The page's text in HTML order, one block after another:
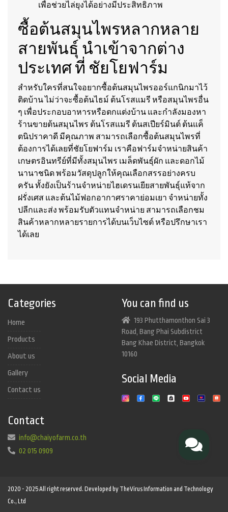
เพื่อช่วยไล่ยุงได้อย่างมีประสิทธิภาพ
ซื้อต้นสมุนไพรหลากหลาย
สายพันธุ์ นำเข้าจากต่าง
ประเทศ ที่ ชัยโยฟาร์ม
สำหรับใครที่สนใจอยากซื้อต้นสมุนไพรออร์แกนิกมาไว้
ติดบ้าน ไม่ว่าจะซื้อต้นไธม์ ต้นโรสแมรี หรือสมุนไพรอื่น
ๆ เพื่อประกอบอาหารหรือตกแต่งบ้าน และกำลังมองหา
ร้านขายต้นสมุนไพร ต้นโรสแมรี ต้นสเปียร์มินต์ ต้นแค็
ตนิปราคาดี มีคุณภาพ สามารถเลือกซื้อต้นสมุนไพรที่
ต้องการได้เลยที่ชัยโยฟาร์ม เราคือฟาร์มจำหน่ายสินค้า
เกษตรอินทรีย์ที่มีทั้งสมุนไพร เมล็ดพันธุ์ผัก และดอกไม้
นานาชนิด พร้อมวัสดุปลูกให้คุณเลือกสรรอย่างครบ
ครัน ทั้งยังเป็นร้านจำหน่ายไฮเดรนเยียสายพันธุ์แท้จาก
ฝรั่งเศส และต้นไม้ฟอกอากาศราคาย่อมเยา จำหน่ายทั้ง
ปลีกและส่ง พร้อมรับตัวแทนจำหน่าย สามารถเลือกชม
สินค้าหลากหลายรายการได้บนเว็บไซต์ หรือปรึกษาเรา
ได้เลย
Categories
Home
Products
About us
Gallery
Contact us
You can find us
193 Phutthamonthon Sai 3
Road, Bang Phai Subdistrict
Bang Khae District, Bangkok
10160
Social Media
Contact
info@chaiyofarm.co.th
02 015 0909
2020 - 2025 All right reserved. Developed by TheVirus Information and Technology
Co., Ltd